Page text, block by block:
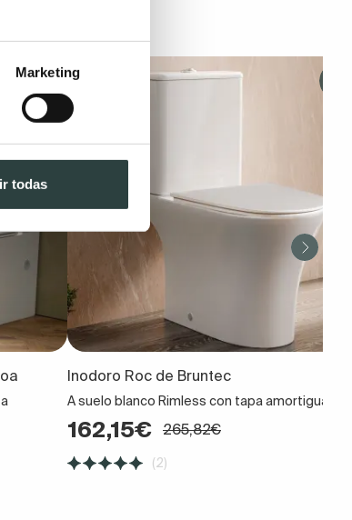
Marketing
todas
Inodoro Roc de Bruntec
A suelo blanco Rimless con tapa amortiguada
162,15€ 265,82€
(2)